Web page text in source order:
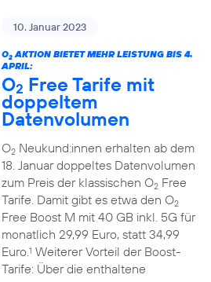
10. Januar 2023
O2AKTION BIETET MEHR LEISTUNG BIS 4.
APRIL:
O2 Free Tarife mit
doppeltem
Datenvolumen
O2Neukund:innen erhalten ab dem
18. Januar doppeltes Datenvolumen
zum Preis der klassischen O2Free
Tarife. Damit gibt es etwa den O2
Free Boost M mit 40 GB inkl. 5G für
monatlich 29,99 Euro, statt 34,99
Euro.1 Weiterer Vorteil der Boost-
Tarife: Über die enthaltene